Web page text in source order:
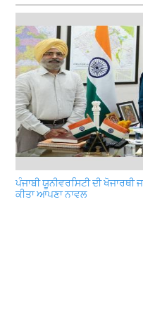
ਪੰਜਾਬੀ ਯੂਨੀਵਰਸਿਟੀ ਦੀ
ਕੀਤਾ ਆਪਣਾ ਨਾਵਲ